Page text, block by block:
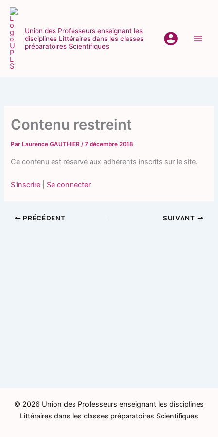
Aller
contenuUnion des Professeurs enseignant les
disciplines Littéraires dans les classes
préparatoires Scientifiques
Contenu restreint
Par Laurence GAUTHIER/7 décembre 2018
Ce contenu est réservé aux adhérents inscrits sur le site.
S'inscrire Se connecter
PRÉCÉDENT SUIVANT
© 2026 Union des Professeurs enseignant les disciplines
Littéraires dans les classes préparatoires Scientifiques